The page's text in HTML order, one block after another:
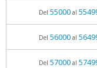
Del 55000al
Del 56000al
Del 57000al